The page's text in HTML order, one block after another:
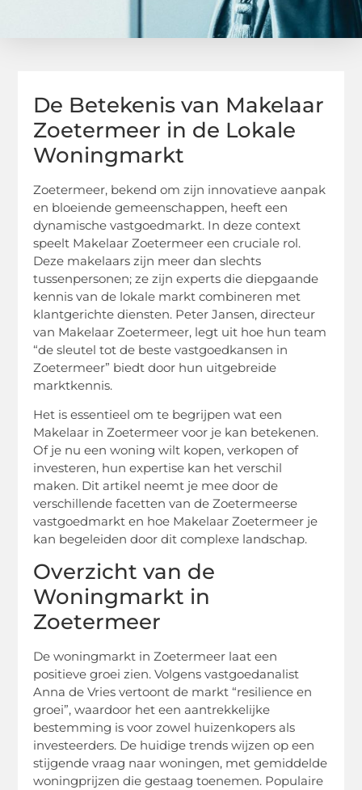
De Betekenis van Makelaar
Zoetermeer in de Lokale
Woningmarkt
Zoetermeer, bekend om zijn innovatieve aanpak
en bloeiende gemeenschappen, heeft een
dynamische vastgoedmarkt. In deze context
speelt Makelaar Zoetermeer een cruciale rol.
Deze makelaars zijn meer dan slechts
tussenpersonen; ze zijn experts die diepgaande
kennis van de lokale markt combineren met
klantgerichte diensten. Peter Jansen, directeur
van Makelaar Zoetermeer, legt uit hoe hun team
“de sleutel tot de beste vastgoedkansen in
Zoetermeer” biedt door hun uitgebreide
marktkennis.
Het is essentieel om te begrijpen wat een
Makelaar in Zoetermeer voor je kan betekenen.
Of je nu een woning wilt kopen, verkopen of
investeren, hun expertise kan het verschil
maken. Dit artikel neemt je mee door de
verschillende facetten van de Zoetermeerse
vastgoedmarkt en hoe Makelaar Zoetermeer je
kan begeleiden door dit complexe landschap.
Overzicht van de
Woningmarkt in
Zoetermeer
De woningmarkt in Zoetermeer laat een
positieve groei zien. Volgens vastgoedanalist
Anna de Vries vertoont de markt “resilience en
groei”, waardoor het een aantrekkelijke
bestemming is voor zowel huizenkopers als
investeerders. De huidige trends wijzen op een
stijgende vraag naar woningen, met gemiddelde
woningprijzen die gestaag toenemen. Populaire